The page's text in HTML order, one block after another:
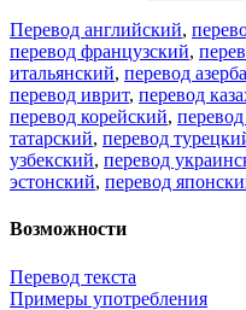
Перевод английский,
перевод французский,
итальянский, перевод
перевод иврит, перевод
перевод корейский,
татарский, перевод
узбекский, перевод
эстонский, перевод
Возможности
Перевод текста
Примеры употребления